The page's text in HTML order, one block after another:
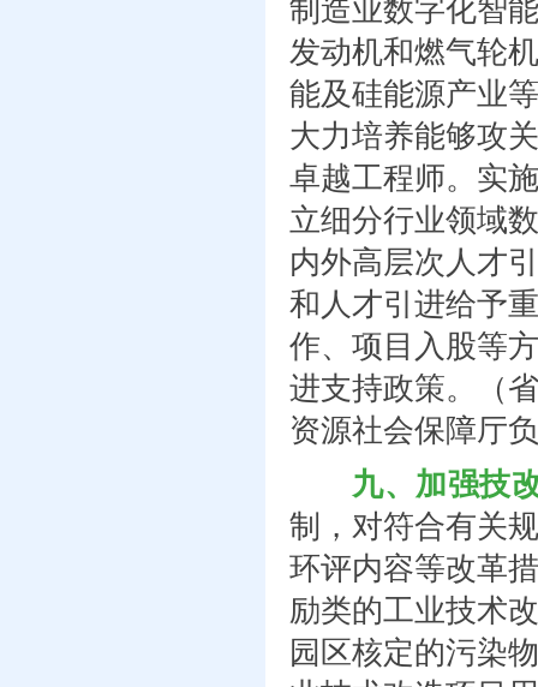
制造业数字化智
发动机和燃气轮
能及硅能源产业
大力培养能够攻
卓越工程师。实
立细分行业领域
内外高层次人才
和人才引进给予
作、项目入股等
进支持政策。（
资源社会保障厅
九、加强技
制，对符合有关
环评内容等改革
励类的工业技术
园区核定的污染